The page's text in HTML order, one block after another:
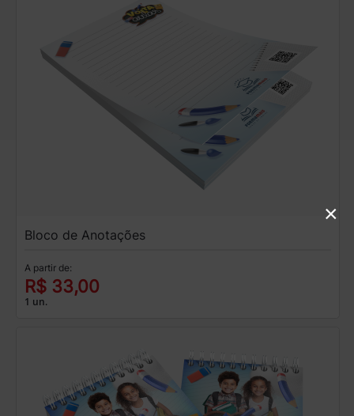
Bloco de Anotações
A partir de:
R$ 33,00
1 un.
×